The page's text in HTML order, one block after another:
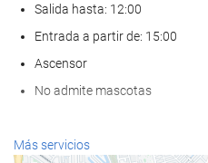
Salida hasta: 12:00
Entrada a partir de: 15:00
Ascensor
No admite mascotas
Servicios de recepción
Más servicios